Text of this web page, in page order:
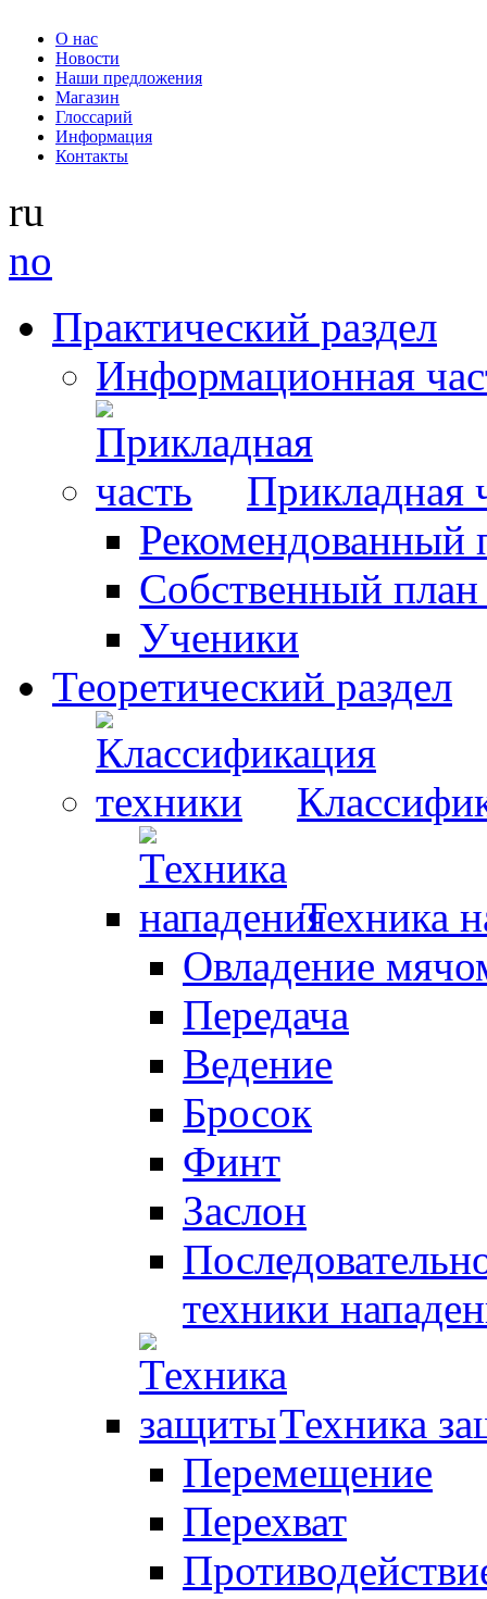
О нас
Новости
Наши предложения
Магазин
Глоссарий
Информация
Контакты
ru
no
Практический раздел
Информационная
Прикладная
Рекомендованный
Собственный
Ученики
Теоретический раздел
Техника
Овладение
Передача
Ведение
Бросок
Финт
Заслон
техники
Техника
Перемещение
Перехват